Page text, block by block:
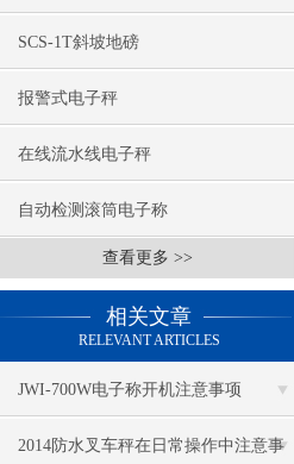
SCS-1T斜坡地磅
报警式电子秤
在线流水线电子秤
自动检测滚筒电子称
查看更多 >>
相关文章
RELEVANT ARTICLES
JWI-700W电子称开机注意事项
2014防水叉车秤在日常操作中注意事